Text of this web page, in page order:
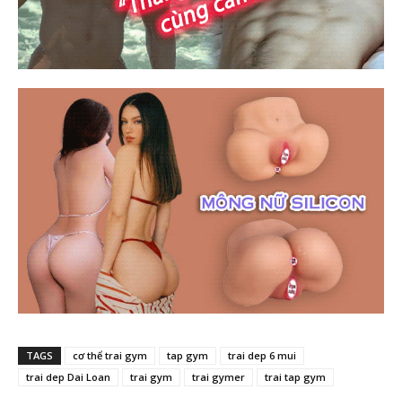
TAGS cơ thể trai gym tap gym
trai dep 6 mui
trai dep Dai Loan
trai gym trai gymer trai tap gym